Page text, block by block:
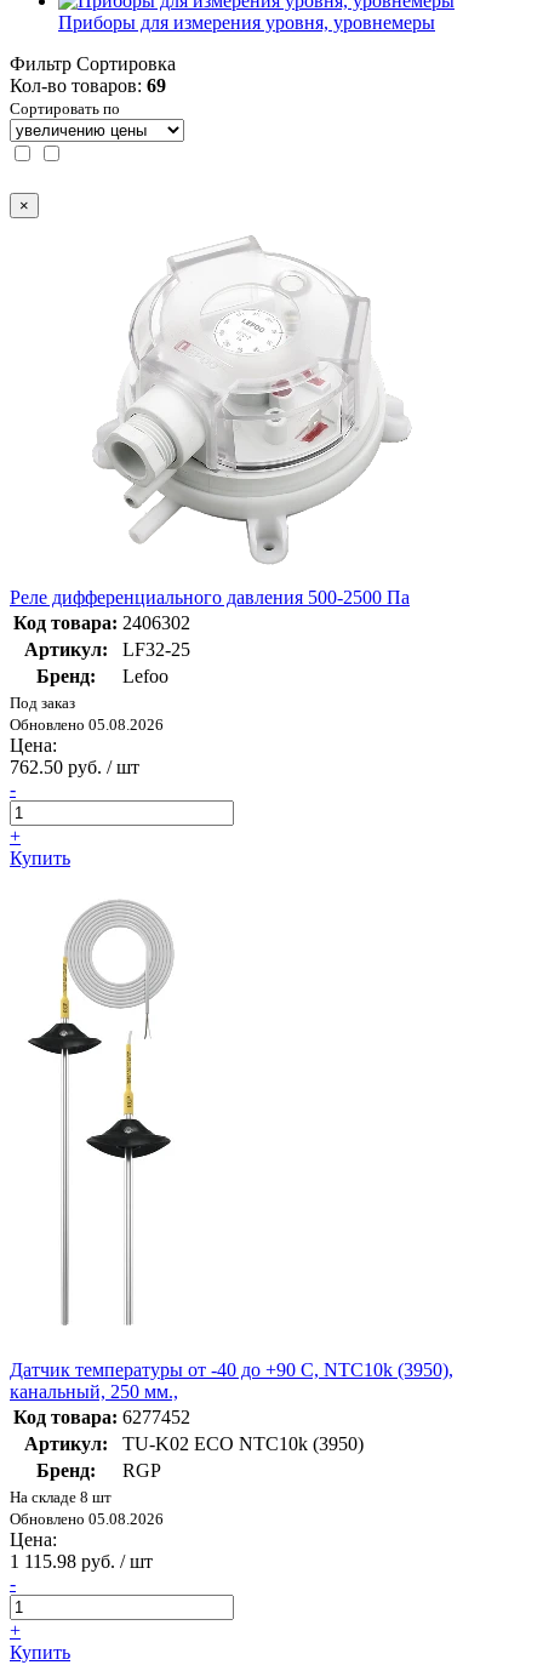
Приборы для измерения уровня, уровнемеры
Фильтр Сортировка
Кол-во товаров: 69
Сортировать по
×
Реле дифференциального давления 500-2500 Па
Код товара: 2406302
Артикул:
LF32-25
Бренд:
Lefoo
Под заказ
Обновлено 05.08.2026
Цена:
762.50 руб. / шт
-
+
Купить
Датчик температуры от -40 до +90 C, NTC10k (3950),
канальный, 250 мм.,
Код товара: 6277452
Артикул:
TU-K02 ECO NTC10k (3950)
Бренд:
RGP
На складе 8 шт
Обновлено 05.08.2026
Цена:
1 115.98 руб. / шт
-
+
Купить